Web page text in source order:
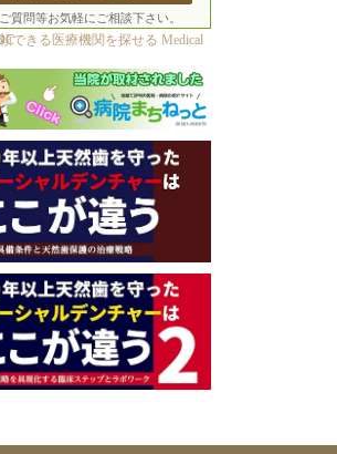
ご質問等お気軽にご相談下さい。